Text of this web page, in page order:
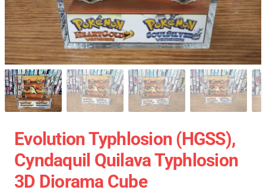
Evolution Typhlosion (HGSS),
Cyndaquil Quilava Typhlosion
3D Diorama Cube